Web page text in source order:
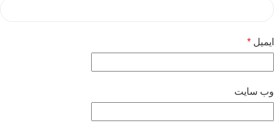
ایمیل *
وب‌ سایت